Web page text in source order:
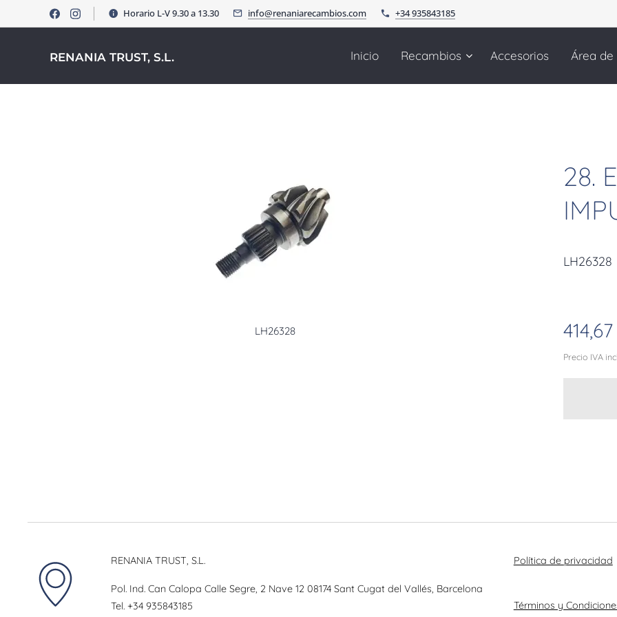
Horario L-V 9.30 a 13.30 info@renaniarecambios.com +34 935843185
RENANIA TRUST, S.L. Inicio Recambios Accesorios Área
28.
LH26328
LH26328
414,67
Precio IVA
RENANIA TRUST, S.L.
Pol. Ind. Can Calopa Calle Segre, 2 Nave 12 08174 Sant Cugat del Vallés, Barcelona
Tel.+34 935843185
Política de privacidad
Términos y